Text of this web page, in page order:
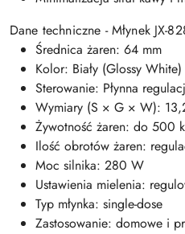
Dane techniczne - Młynek JX-
Średnica żaren: 64 mm
Kolor: Biały (Glossy White)
Sterowanie: Płynna
Wymiary (S × G × W):
Żywotność żaren: do 500
Ilość obrotów żaren:
Moc silnika: 280 W
Ustawienia mielenia:
Typ młynka: single-dose
Zastosowanie: domowe i